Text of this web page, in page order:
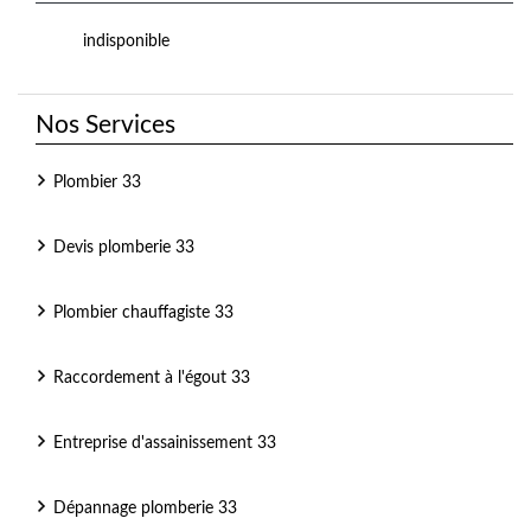
indisponible
Nos Services
Plombier 33
Devis plomberie 33
Plombier chauffagiste 33
Raccordement à l'égout 33
Entreprise d'assainissement 33
Dépannage plomberie 33